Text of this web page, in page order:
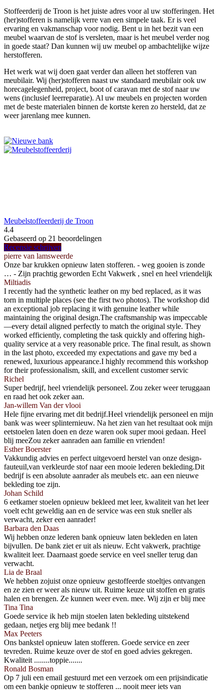
Stoffeerderij de Troon is het juiste adres voor al uw stofferingen. Het
(her)stofferen is namelijk verre van een simpele taak. Er is veel
ervaring en vakmanschap voor nodig. Bent u in het bezit van een
meubel waarvan de stof is versleten, maar is het meubel verder nog
in goede staat? Dan kunnen wij uw meubel op ambachtelijke wijze
herstofferen.
Het werk wat wij doen gaat verder dan alleen het stofferen van
meubilair. Wij (her)stofferen naast uw standaard meubilair ook uw
horecagelegenheid, project, boot of caravan met de stof naar uw
wens (inclusief leerreparatie). Al uw meubels en projecten worden
met de beste materialen binnen de kortste keren zo hersteld, dat ze
weer jarenlang mee kunnen.
Meubelstoffeerderij de Troon
4.4
Gebaseerd op 21 beoordelingen
Recensie schrijven
pierre van lamsweerde
Onze bar krukken opnieuw laten stofferen. - weg gooien is zonde
… - Zijn prachtig geworden Echt Vakwerk , snel en heel vriendelijk
Miltiadis
I recently had the synthetic leather on my bed replaced, as it was
torn in multiple places (see the first two photos). The workshop did
an exceptional job replacing it with genuine leather while
maintaining the original design.The craftsmanship was impeccable
—every detail aligned perfectly to match the original style. They
worked efficiently, completing the task quickly and offering high-
quality service at a very reasonable price. The final result, as shown
in the last photo, exceeded my expectations and gave my bed a
renewed, luxurious appearance.I highly recommend this workshop
for their professionalism, skill, and excellent customer servic
Richel
Super bedrijf, heel vriendelijk personeel. Zou zeker weer teruggaan
en raad het ook zeker aan.
Jan-willem Van der vlooi
Hele fijne ervaring met dit bedrijf.Heel vriendelijk personeel en mijn
bank was weer splinternieuw. Na het zien van het resultaat ook mijn
eetstoelen laten doen en deze waren ook super mooi gedaan. Heel
blij meeZou zeker aanraden aan familie en vrienden!
Esther Boerster
Vakkundig advies en perfect uitgevoerd herstel van onze design-
fauteuil,van verkleurde stof naar een mooie lederen bekleding.Dit
bedrijf is een absolute aanrader als meubels etc. aan een nieuwe
bekleding toe zijn.
Johan Schild
6 eetkamer stoelen opnieuw bekleed met leer, kwaliteit van het leer
voelt echt geweldig aan en de service was een stuk sneller als
verwacht, zeker een aanrader!
Barbara den Daas
Wij hebben onze lederen bank opnieuw laten bekleden en laten
bijvullen. De bank ziet er uit als nieuw. Echt vakwerk, prachtige
kwaliteit leer. Daarnaast goede service en veel sneller terug dan
verwacht.
Lia de Braal
We hebben zojuist onze opnieuw gestoffeerde stoeltjes ontvangen
en ze zien er weer als nieuw uit. Ruime keuze uit stoffen en gratis
halen en brengen. Ze kunnen weer even. mee. Wij zijn er blij mee
Tina Tina
Goede service ik heb mijn stoelen laten bekleding uitstekend
gedaan, netjes erg blij mee bedank !!
Max Peeters
Ons bankstel opnieuw laten stofferen. Goede service en zeer
tevreden. Ruime keuze over de stof en goed advies gekregen.
Kwaliteit ........toppie.......
Ronald Bosman
Op 7 juli een email gestuurd met een verzoek om een prijsindicatie
om een bankje opnieuw te stofferen ... nooit meer iets van